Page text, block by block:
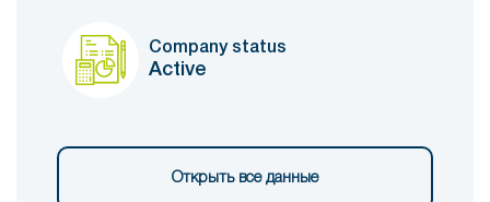
Company status
Active
Открыть все данные